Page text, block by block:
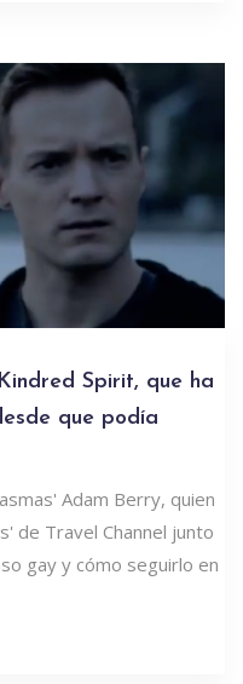
Spirit, que ha
que podía
Adam Berry, quien
de Travel Channel junto
gay y cómo seguirlo en